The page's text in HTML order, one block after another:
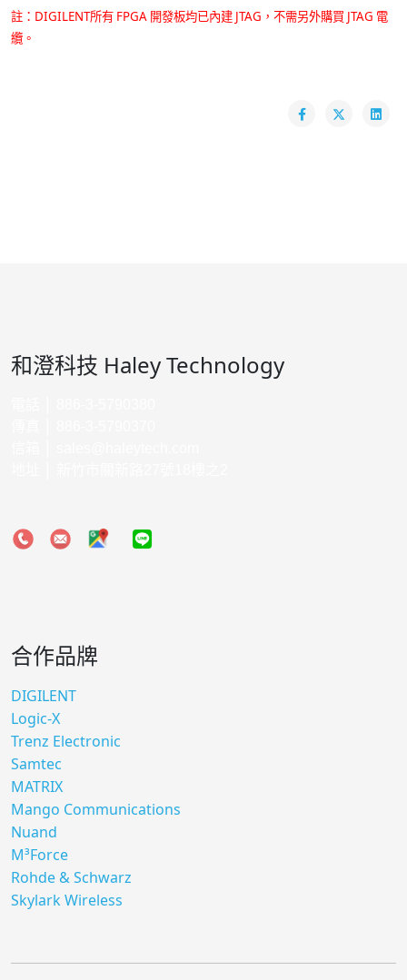
註：DIGILENT所有 FPGA 開發板均已內建 JTAG，不需另外購買 JTAG 電
纜。
和澄科技 Haley Technology
合作品牌
DIGILENT
Logic-X
Trenz Electronic
Samtec
MATRIX
Mango Communications
Nuand
M³Force
Rohde & Schwarz
Skylark Wireless